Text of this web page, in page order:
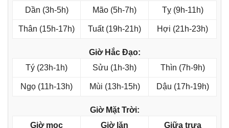
Dần (3h-5h)
Mão (5h-7h) Tỵ (9h-11h)
Thân (15h-17h) Tuất (19h-21h) Hợi (21h-23h)
Giờ Hắc Đạo:
Tý (23h-1h)
Sửu (1h-3h) Thìn (7h-9h)
Ngọ (11h-13h) Mùi (13h-15h) Dậu (17h-19h)
Giờ Mặt Trời:
Giờ mọc
Giờ lặn Giữa trưa